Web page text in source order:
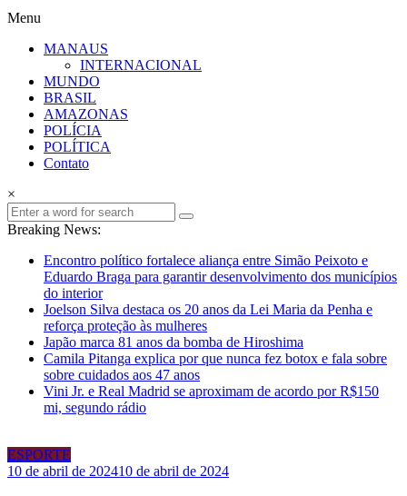
Portal
Japonês
Japão
mais
perto
Menu
MANAUS
INTERNACIONAL
MUNDO
BRASIL
AMAZONAS
POLÍCIA
POLÍTICA
Contato
×
Breaking News:
Encontro político fortalece aliança entre Simão Peixoto e
Eduardo Braga para garantir desenvolvimento dos municípios
do interior
Joelson Silva destaca os 20 anos da Lei Maria da Penha e
reforça proteção às mulheres
Japão marca 81 anos da bomba de Hiroshima
Camila Pitanga explica por que nunca fez botox e fala sobre
sobre cuidados aos 47 anos
Vini Jr. e Real Madrid se aproximam de acordo por R$150
mi, segundo rádio
ESPORTE
10 de abril de 202410 de abril de 2024